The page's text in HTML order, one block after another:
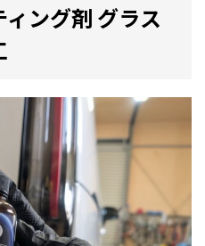
ング剤 グラス